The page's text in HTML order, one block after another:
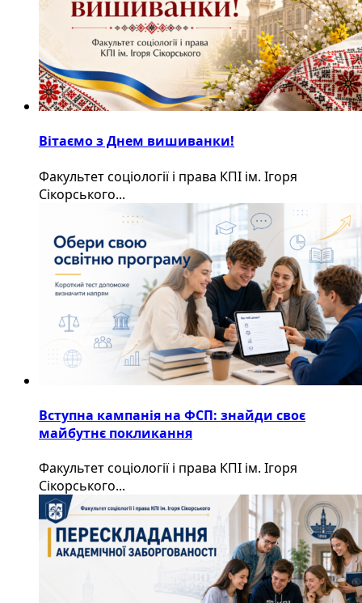
Вітаємо з Днем вишиванки!
Факультет соціології і права КПІ ім. Ігоря
Сікорського...
Вступна кампанія на ФСП: знайди своє
майбутнє покликання
Факультет соціології і права КПІ ім. Ігоря
Сікорського...